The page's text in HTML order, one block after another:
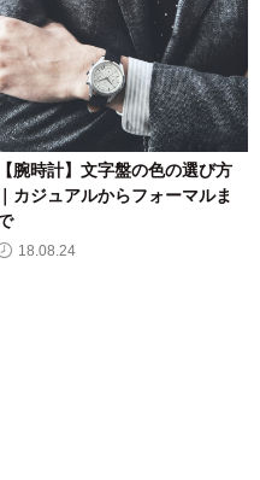
【腕時計】文字盤の色の選び方
｜カジュアルからフォーマルま
18.08.24